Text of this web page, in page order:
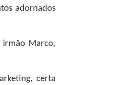
adornados
irmão Marco,
certa